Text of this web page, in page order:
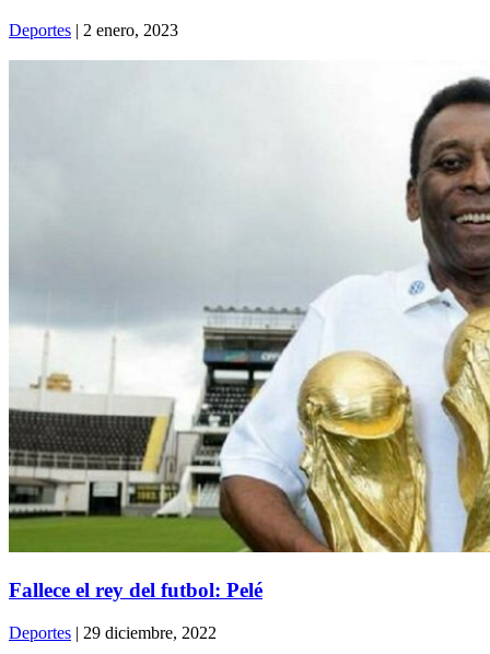
Deportes | 2 enero, 2023
Fallece el rey del futbol: Pelé
Deportes | 29 diciembre, 2022